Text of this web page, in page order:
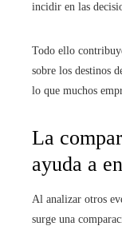
incidir en las
Todo ello
sobre los destinos
lo que muchos
La
ayuda a
Al analizar otros
surge una